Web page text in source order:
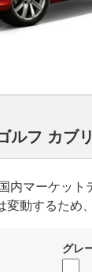
ルフ カブ
内マーケッ
変動するため
グレ